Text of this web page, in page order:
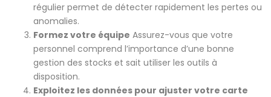
régulier permet de détecter rapidement les pertes ou
anomalies.
Formez votre équipe Assurez-vous que votre
personnel comprend l’importance d’une bonne
gestion des stocks et sait utiliser les outils à
disposition.
Exploitez les données pour ajuster votre carte